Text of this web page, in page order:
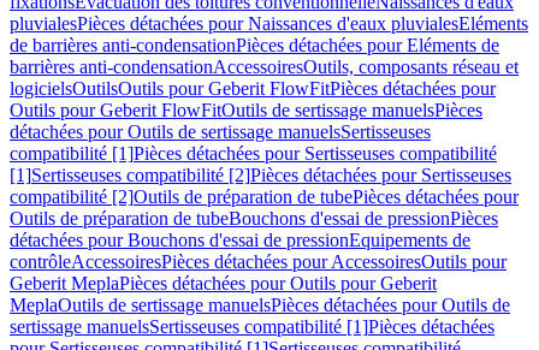
pluvialesPièces détachées pour Naissances d'eaux pluvialesEléments
de barrières anti-condensationPièces détachées pour Eléments de
barrières anti-condensationAccessoiresOutils, composants réseau et
logicielsOutilsOutils pour Geberit FlowFitPièces détachées pour
Outils pour Geberit FlowFitOutils de sertissage manuelsPièces
détachées pour Outils de sertissage manuelsSertisseuses
compatibilité [1]Pièces détachées pour Sertisseuses compatibilité
[1]Sertisseuses compatibilité [2]Pièces détachées pour Sertisseuses
compatibilité [2]Outils de préparation de tubePièces détachées pour
Outils de préparation de tubeBouchons d'essai de pressionPièces
détachées pour Bouchons d'essai de pressionEquipements de
contrôleAccessoiresPièces détachées pour AccessoiresOutils pour
Geberit MeplaPièces détachées pour Outils pour Geberit
MeplaOutils de sertissage manuelsPièces détachées pour Outils de
sertissage manuelsSertisseuses compatibilité [1]Pièces détachées